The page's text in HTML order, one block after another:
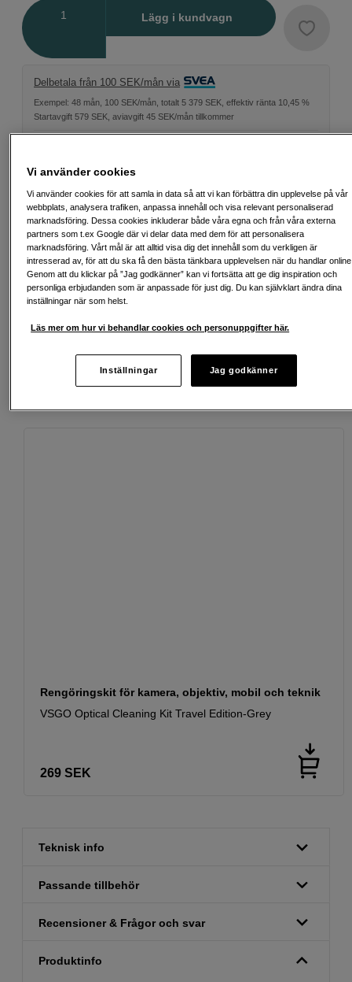
Lägg i kundvagn
Delbetala från 100 SEK/mån via
Exempel: 48 mån, 100 SEK/mån, totalt 5 379 SEK, effektiv ränta 10,45 %
Startavgift 579 SEK, aviavgift 45 SEK/mån tillkommer
bostad, teckna abonnemang och få nya lån. För stöd, vänd dig till budget-
och skuldrådgivningen i din kommun. Kontaktuppgifter finns på
konsumentverket.se (öppnas i ny flik)
Fri frakt vid köp över 1 500 kronor
Köp nu och betala inom 30 dagar
Personlig service och expertrådgivning
Rengöringskit för kamera, objektiv, mobil och teknik
VSGO Optical Cleaning Kit Travel Edition-Grey
269 SEK
Teknisk info
Passande tillbehör
Recensioner & Frågor och svar
Produktinfo
Vi använder cookies
Vi använder cookies för att samla in data så att vi kan förbättra din upplevelse på vår
webbplats, analysera trafiken, anpassa innehåll och visa relevant personaliserad
marknadsföring. Dessa cookies inkluderar både våra egna och från våra externa
partners som t.ex Google där vi delar data med dem för att personalisera
marknadsföring. Vårt mål är att alltid visa dig det innehåll som du verkligen är
intresserad av, för att du ska få den bästa tänkbara upplevelsen när du handlar
Genom att du klickar på ”Jag godkänner” kan vi fortsätta att ge dig inspiration och
personliga erbjudanden som är anpassade för just dig. Du kan självklart ändra dina
inställningar när som helst.
Läs mer om hur vi behandlar cookies och personuppgifter här.
Inställningar Jag godkänner